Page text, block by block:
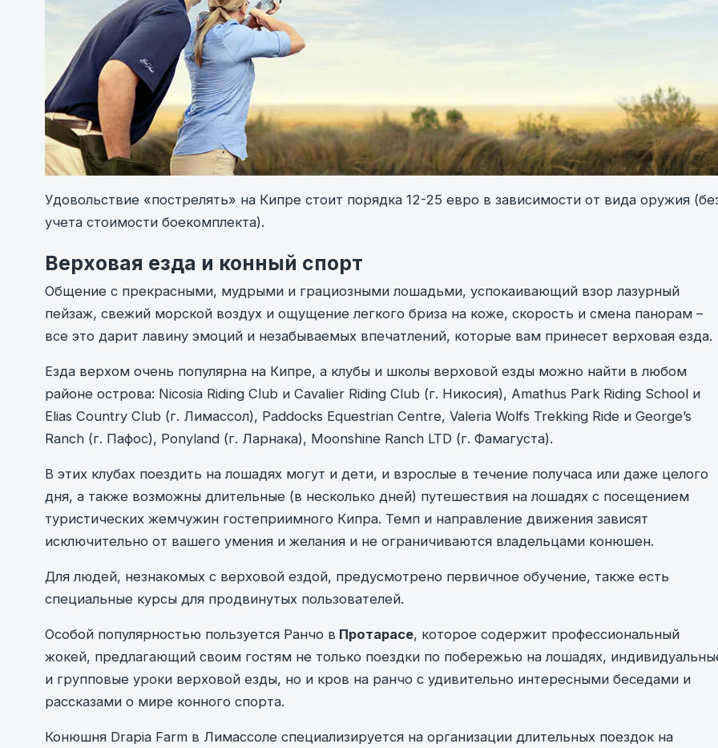
Удовольствие «пострелять» на Кипре стоит порядка 12-25 евро в зависимости от вида оружия
учета стоимости боекомплекта).
Верховая езда и конный спорт
Общение с прекрасными, мудрыми и грациозными лошадьми, успокаивающий взор лазурный
пейзаж, свежий морской воздух и ощущение легкого бриза на коже, скорость и смена панорам –
все это дарит лавину эмоций и незабываемых впечатлений, которые вам принесет верховая езда.
Езда верхом очень популярна на Кипре, а клубы и школы верховой езды можно найти в любом
районе острова: Nicosia Riding Club и Cavalier Riding Club (г. Никосия), Amathus Park Riding School и
Elias Country Club (г. Лимассол), Paddocks Equestrian Centre, Valeria Wolfs Trekking Ride и George’s
Ranch (г. Пафос), Ponyland (г. Ларнака), Moonshine Ranch LTD (г. Фамагуста).
В этих клубах поездить на лошадях могут и дети, и взрослые в течение получаса или даже целого
дня, а также возможны длительные (в несколько дней) путешествия на лошадях с посещением
туристических жемчужин гостеприимного Кипра. Темп и направление движения зависят
исключительно от вашего умения и желания и не ограничиваются владельцами конюшен.
Для людей, незнакомых с верховой ездой, предусмотрено первичное обучение, также есть
специальные курсы для продвинутых пользователей.
Особой популярностью пользуется Ранчо в Протарасе , которое содержит профессиональный
жокей, предлагающий своим гостям не только поездки по побережью на лошадях,
и групповые уроки верховой езды, но и кров на ранчо с удивительно интересными беседами и
рассказами о мире конного спорта.
Конюшня Drapia Farm в Лимассоле специализируется на организации длительных поездок на